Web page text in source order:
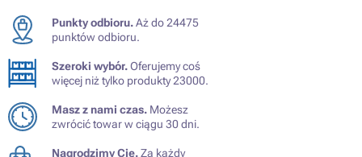
Punkty odbioru.Aż do 24475
punktów odbioru.
Szeroki wybór.Oferujemy coś
więcej niż tylko produkty 23000.
Masz z nami czas. Możesz
zwrócić towar w ciągu 30 dni.
Nagrodzimy Cię.Za każdy